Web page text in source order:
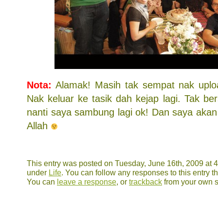
Nota: Alamak! Masih tak sempat nak
Nak keluar ke tasik dah kejap lagi. Tak
nanti saya sambung lagi ok! Dan saya
Allah
This entry was posted on Tuesday, June 16th, 2009 at
under Life . You can follow any responses to this entry
You can leave a response , or trackback from your own